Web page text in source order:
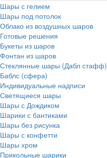
Шары с гелием
Шары под потолок
Облако из воздушных шаров
Готовые решения
Букеты из шаров
Фонтан из шаров
Стеклянные шары (Дабл стафф)
Баблс (сфера)
Индивидуальные надписи
Светящиеся шары
Шары с Дождиком
Шарики с бантиками
Шары без рисунка
Шары с конфетти
Шары хром
Прикольные шарики